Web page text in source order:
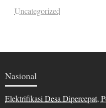
Uncategorized
Nasional
Elektrifikasi Desa Dipercepat,